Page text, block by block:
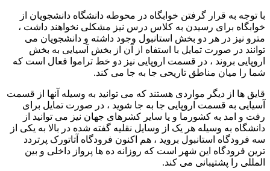
با توجه به قرار گرفتن خوابگاه در محوطه دانشگاه دانشجویان از
خوابگاه برای رسیدن به کلاس درس نیز مشکلی نخواهند داشت ،
مترو نیز در هر دو بخش استانبول وجود داشته و دانشجویان می
توانند در صورت تمایل با استفاه از آن از بخش آسیایی به بخش
اروپایی بروند ، در قسمت اروپایی نیز دو خط تراموا فعال است که
شما را میان مناطق تاریحی جا به جا می کند.
قایق ها از دیگر مواردی هستند که می توانید به وسیله آنها از قسمت
آسیایی به قسمت اروپایی جا به جا شوید ، در صورت تمایل برای
رفت و امد به کشورما و یا سایر کشرهای جهان نیز می توانید از
دانشگاه به وسیله هر یک از وسایل نقلیه گفته شده در بالا به یکی از
سه فرودگاه استانبول بروید ، هم اکنون فرودگاه آتاتورک پرتردد
ترین فرودگاه این شهر است که روزانه ده ها پرواز داخلی و بین
المللی را پشتیبانی می کند.